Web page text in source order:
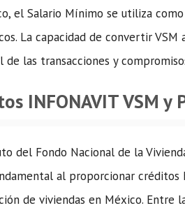
el Salario Mínimo se utiliza
La capacidad de convertir
de las transacciones y
INFONAVIT VSM y
del Fondo Nacional de la
al proporcionar créditos
de viviendas en México. Entre